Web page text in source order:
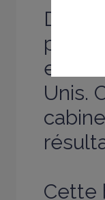
D’ici
en
Unis.
Cette